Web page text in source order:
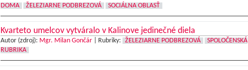
DOMA
ŽELEZIARNE PODBREZOVÁ SOCIÁLNA OBLASŤ
Kvarteto umelcov vytváralo v Kalinove jedinečné diela
Autor (zdroj): Mgr. Milan Gončár| Rubriky: ŽELEZIARNE PODBREZOVÁ
SPOLOČENSKÁ
RUBRIKA